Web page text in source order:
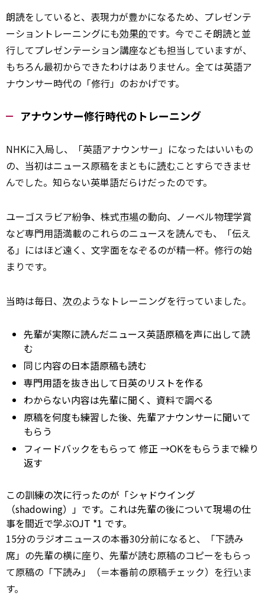
朗読をしていると、表現力が豊かになるため、プレゼンテ
ーショントレーニングにも効果的です。今でこそ朗読と並
行してプレゼンテーション講座なども担当していますが、
もちろん最初からできたわけはありません。全ては英語ア
ナウンサー時代の「修行」のおかげです。
アナウンサー修行時代のトレーニング
NHKに入局し、「英語アナウンサー」になったはいいもの
の、当初はニュース原稿をまともに読むことすらできませ
んでした。知らない英単語だらけだったのです。
ユーゴスラビア紛争、株式市場の動向、ノーベル物理学賞
など専門用語満載のこれらのニュースを読んでも、「伝え
る」にはほど遠く、文字面をなぞるのが精一杯。修行の始
まりです。
当時は毎日、 次のようなトレーニングを行っていました。
先輩が実際に読んだニュース英語原稿を声に出して読
む
同じ内容の日本語原稿も読む
専門用語を抜き出して日英のリストを作る
わからない内容は先輩に聞く、資料で調べる
原稿を何度も練習した後、先輩アナウンサーに聞いて
もらう
フィードバックをもらって 修正→OKをもらうまで繰り
返す
この訓練の次に行ったのが「シャドウイング
（shadowing）」です。これは先輩の後について現場の仕
事を間近で学ぶOJT *1 です。
15分のラジオニュースの本番30分前になると、「下読み
席」の先輩の横に座り、先輩が読む原稿のコピーをもらっ
て原稿の「下読み」（＝本番前の原稿チェック）を行いま
す。